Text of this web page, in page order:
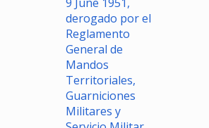
derogado por el
Reglamento
General de
Mandos
Territoriales,
Guarniciones
Militares y